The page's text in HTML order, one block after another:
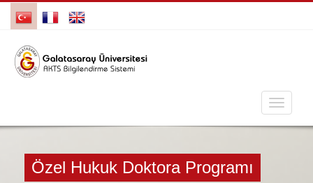
Özel Hukuk Doktora Programı